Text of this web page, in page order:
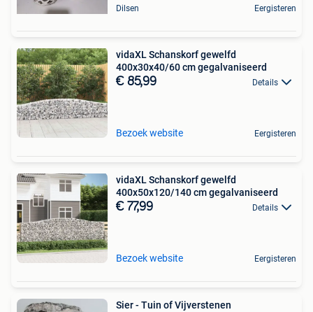
Dilsen Eergisteren
vidaXL Schanskorf gewelfd
400x30x40/60 cm gegalvaniseerd
€ 85,99 Details
Bezoek website Eergisteren
vidaXL Schanskorf gewelfd
400x50x120/140 cm gegalvaniseerd
€ 77,99 Details
Bezoek website Eergisteren
Sier - Tuin of Vijverstenen